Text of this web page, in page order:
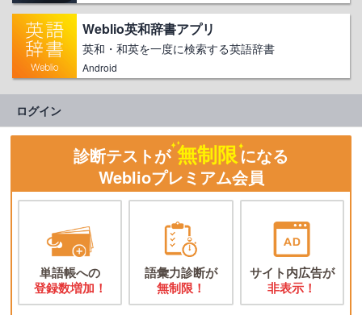
Weblio英和辞書アプリ
英和・和英を一度に検索する英語辞書
Android
ログイン
診断テストが 無制限になる
Weblioプレミアム会員
単語帳への
登録数増加！
語彙力診断が
無制限！
サイト内広告が
非表示！